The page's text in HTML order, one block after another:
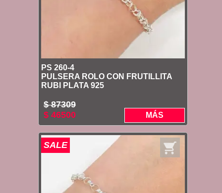
PS 260-4
PULSERA ROLO CON FRUTILLITA
RUBI PLATA 925
$ 87309
$ 46500
MÁS
SALE